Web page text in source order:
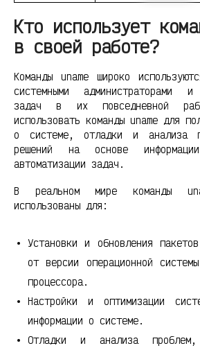
Кто использует
в своей работе?
Команды uname широко
системными администраторами и
задач в их повседневной
использовать команды uname для
о системе, отладки и анализа
решений на основе
автоматизации задач.
В реальном мире команды
использованы для:
Установки и обновления
от версии операционной
процессора.
Настройки и оптимизации
информации о системе.
Отладки и анализа